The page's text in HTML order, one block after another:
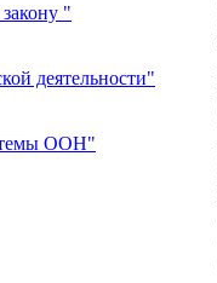
"
деятельности"
ООН"